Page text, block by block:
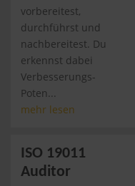
vorbereitest,
durchführst und
nachbereitest. Du
erkennst dabei
Verbesserungs-
Poten...
mehr lesen
ISO 19011
Auditor